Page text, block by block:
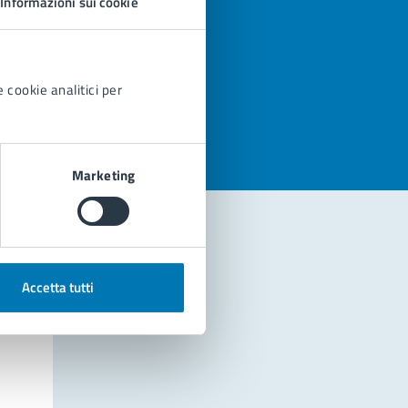
cookie analitici per
Marketing
Accetta tutti